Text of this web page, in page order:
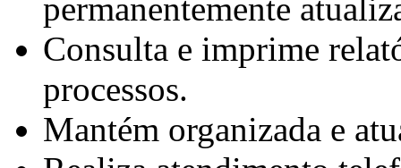
permanentemente
Consulta e imprime
processos.
Mantém organizada e